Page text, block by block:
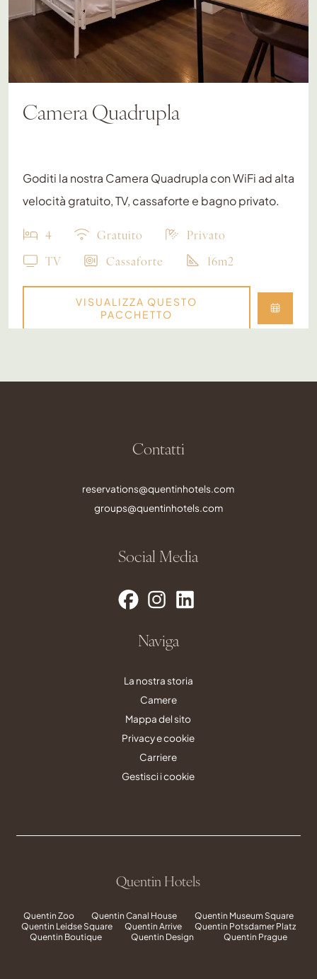
Camera Quadrupla
Goditi la nostra Camera Quadrupla con WiFi ad alta
velocità gratuito, TV, cassaforte e bagno privato.
4 Gratuito
Privato
TV
Cassaforte 16m2
VISUALIZZA QUESTO
PACCHETTO
Contatti
reservations@quentinhotels.com
groups@quentinhotels.com
Social Media
Naviga
La nostra storia
Camere
Mappa del sito
Privacy e cookie
Carriere
Gestisci i cookie
Quentin Hotels
Quentin Zoo Quentin Canal House
Quentin Museum Square
Quentin Leidse Square
Quentin Arrive
Quentin Potsdamer Platz
Quentin Boutique
Quentin Design Quentin Prague